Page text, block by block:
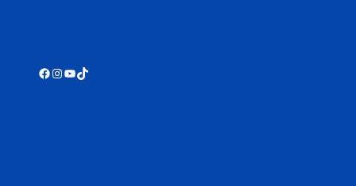
Facebook
Instagram
YouTube
TikTok